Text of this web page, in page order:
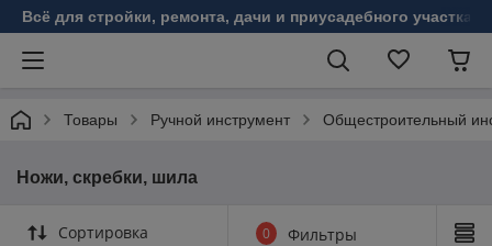
Всё для стройки, ремонта, дачи и приусадебного участка!
Товары Ручной инструмент Общестроительный
Ножи, скребки, шила
Сортировка 0 Фильтры